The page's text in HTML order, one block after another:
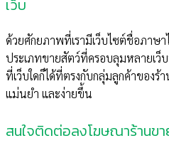
เว็บ
ด้วยศักยภาพที่เรามีเว็บไซต์ชื่อภาษ
ประเภทขายสัตว์ที่ครอบลุมหลายเว็
ที่เว็บใดก็ได้ที่ตรงกับกลุ่มลูกค้าของ
แม่นยำ และง่ายขึ้น
สนใจติดต่อลงโฆษณาร้านข